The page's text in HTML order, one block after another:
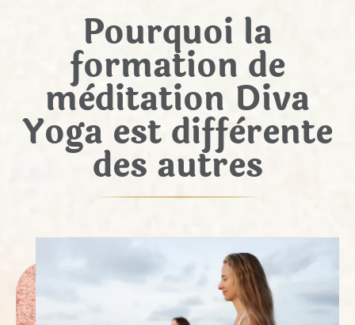
Pourquoi la
formation de
mèditation Diva
Yoga est diffèrente
des autres